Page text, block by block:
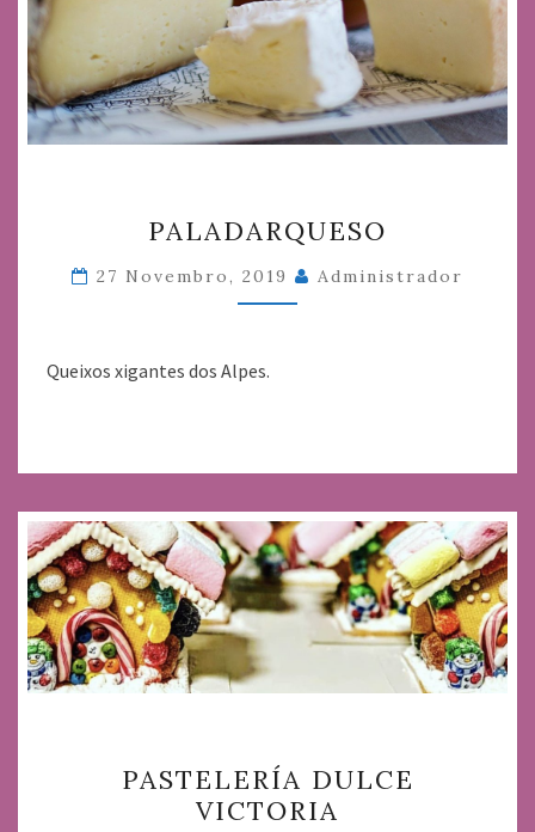
PALADARQUESO
27 Novembro, 2019 Administrador
Queixos xigantes dos Alpes.
DULCE
VICTORIA
PASTELERÍA DULCE
VICTORIA